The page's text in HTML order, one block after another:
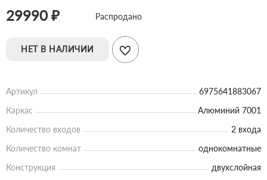
29990 ₽ Распродано
НЕТ В НАЛИЧИИ
Артикул
6975641883067
Каркас
Алюминий 7001
Количество входов
2 входа
Количество комнат
однокомнатные
Конструкция
двухслойная